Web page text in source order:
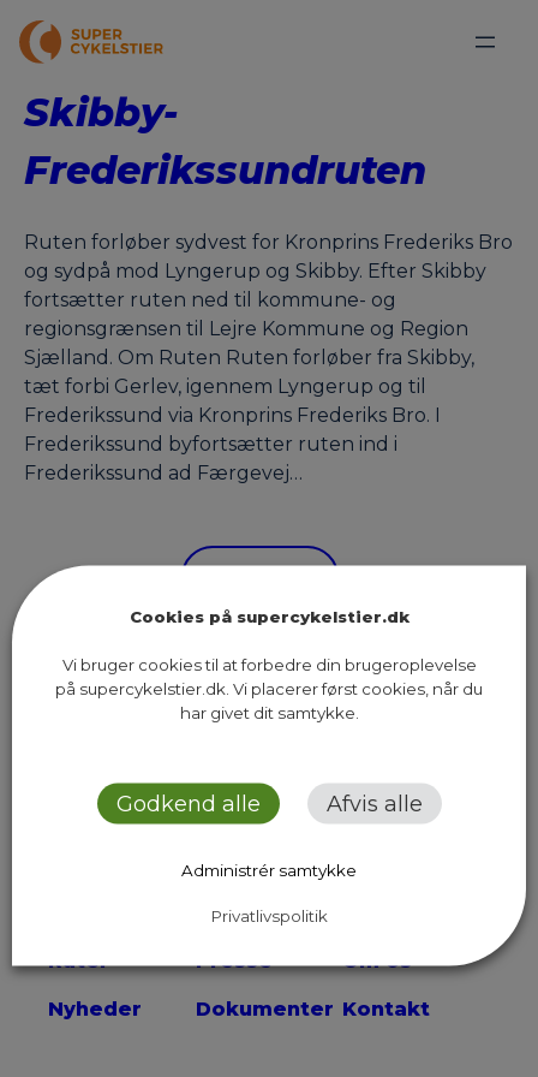
Skibby-
Frederikssundruten
Ruten forløber sydvest for Kronprins Frederiks Bro
og sydpå mod Lyngerup og Skibby. Efter Skibby
fortsætter ruten ned til kommune- og
regionsgrænsen til Lejre Kommune og Region
Sjælland. Om Ruten Ruten forløber fra Skibby,
tæt forbi Gerlev, igennem Lyngerup og til
Frederikssund via Kronprins Frederiks Bro. I
Frederikssund byfortsætter ruten ind i
Frederikssund ad Færgevej…
Islands Brygge 37, 5. sal
2300 København S
Send os en email
Ruter
Nyheder
Presse
Dokumenter
Om os
Kontakt
Cookies på supercykelstier.dk
Vi bruger cookies til at forbedre din brugeroplevelse
på supercykelstier.dk. Vi placerer først cookies, når du
har givet dit samtykke.
Godkend alle Afvis alle
Administrér samtykke
Privatlivspolitik